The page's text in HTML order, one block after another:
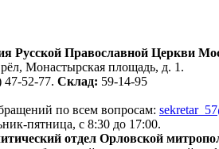
Русской Православной Церкви
Монастырская площадь, д. 1.
47-52-77. Склад: 59-14-95
по всем вопросам:
пятница, с 8:30 до 17:00.
отдел Орловской